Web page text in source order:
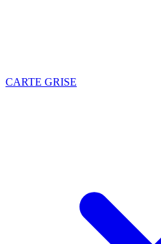
CARTE GRISE